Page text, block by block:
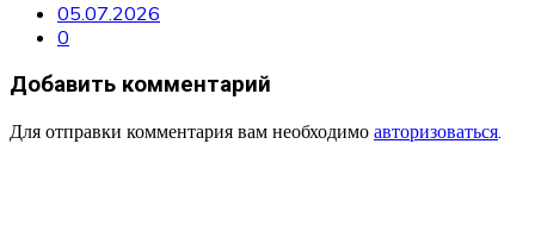
05.07.2026
0
Добавить комментарий
Для отправки комментария вам необходимо авторизоваться.